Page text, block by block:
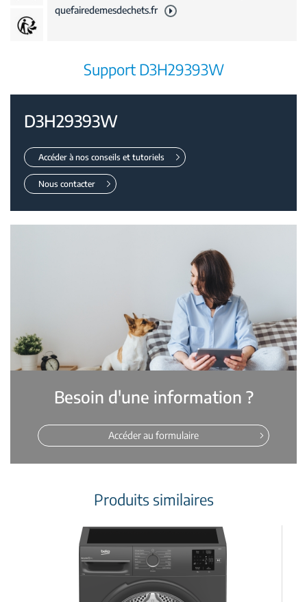
quefairedemesdechets.fr
Support D3H29393W
D3H29393W
Accéder à nos conseils et tutoriels
Nous contacter
Besoin d'une information ?
Accéder au formulaire
Produits similaires